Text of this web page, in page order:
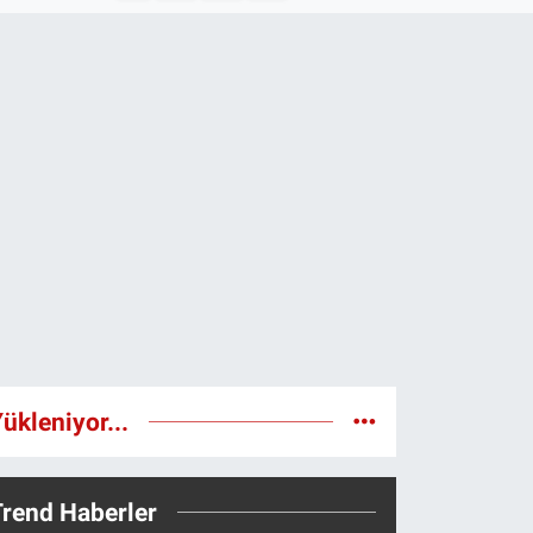
Haberler